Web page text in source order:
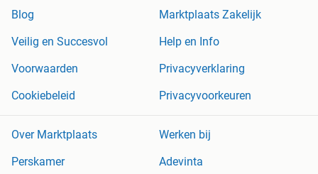
Blog
Marktplaats Zakelijk
Veilig en Succesvol
Help en Info
Voorwaarden
Privacyverklaring
Cookiebeleid
Privacyvoorkeuren
Over Marktplaats
Werken bij
Perskamer
Adevinta